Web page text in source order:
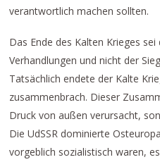
verantwortlich machen sollten.
Das Ende des Kalten Krieges sei
Verhandlungen und nicht der
Tatsächlich endete der Kalte
zusammenbrach. Dieser
Druck von außen verursacht,
Die UdSSR dominierte
vorgeblich sozialistisch waren,